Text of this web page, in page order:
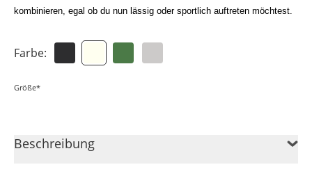
kombinieren, egal ob du nun lässig oder sportlich auftreten möchtest.
Farbe:
Größe*
Beschreibung